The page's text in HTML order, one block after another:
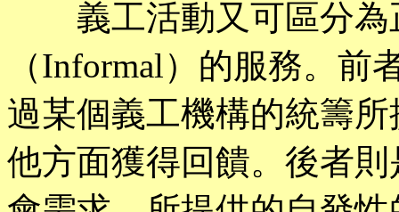
義工活動又可區分為
（Informal）的服務。
過某個義工機構的統籌
他方面獲得回饋。後者